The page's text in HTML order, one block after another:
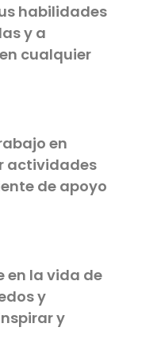
habilidades
y a
cualquier
en
actividades
de apoyo
en la vida de
y
y